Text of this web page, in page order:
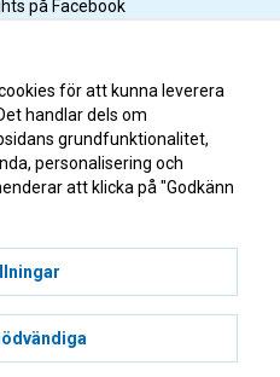
på Facebook
på Instagram
på Youtube
på Tiktok
KR Distribution AB.
för att kunna leverera
handlar dels om
grundfunktionalitet,
personalisering och
att klicka på "Godkänn